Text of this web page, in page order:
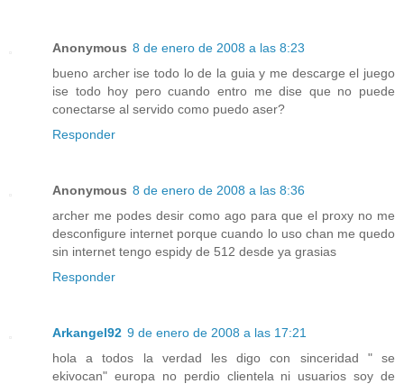
Anonymous 8 de enero de 2008 a las 8:23
bueno archer ise todo lo de la guia y me descarge el juego
ise todo hoy pero cuando entro me dise que no puede
conectarse al servido como puedo aser?
Responder
Anonymous 8 de enero de 2008 a las 8:36
archer me podes desir como ago para que el proxy no me
desconfigure internet porque cuando lo uso chan me quedo
sin internet tengo espidy de 512 desde ya grasias
Responder
Arkangel92 9 de enero de 2008 a las 17:21
hola a todos la verdad les digo con sinceridad " se
ekivocan" europa no perdio clientela ni usuarios soy de